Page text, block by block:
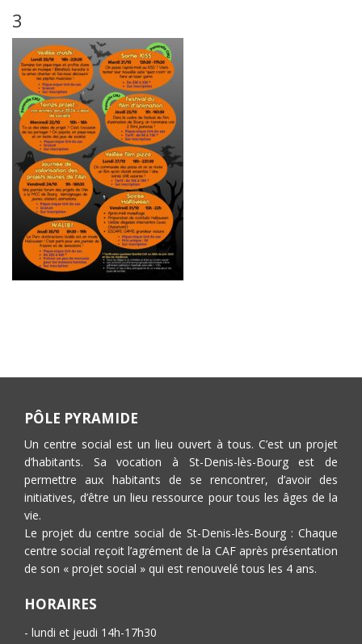
3
PÔLE PYRAMIDE
Un centre social est un lieu ouvert à tous. C’est un projet
d’habitants. Sa vocation à St-Denis-lès-Bourg est de
permettre aux habitants de se rencontrer, d’avoir des
initiatives, d’être un lieu ressource pour tous les âges de la
vie.
Le projet du centre social de St-Denis-lès-Bourg : Chaque
centre social reçoit l’agrément de la CAF après présentation
de son « projet social » qui est renouvelé tous les 4 ans.
HORAIRES
- lundi et jeudi 14h-17h30